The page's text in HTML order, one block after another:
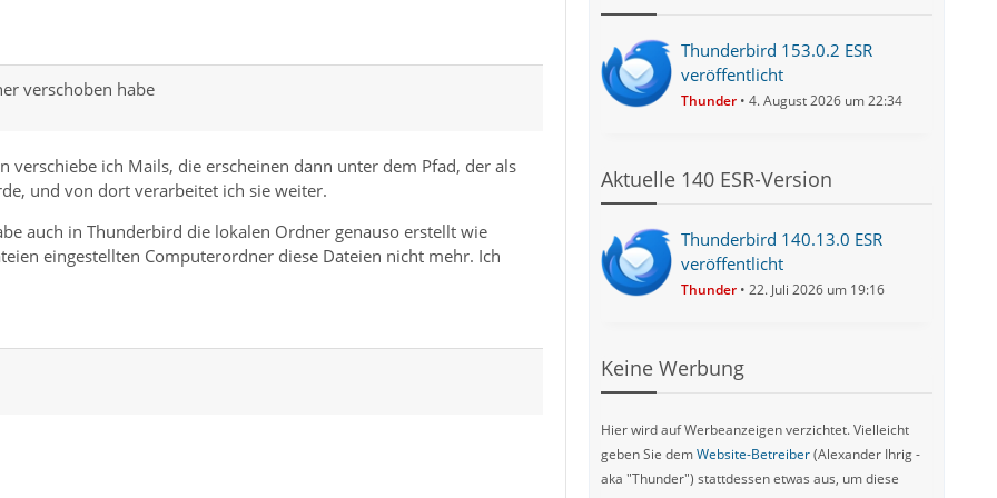
verschoben habe
verschiebe ich Mails, die erscheinen dann unter dem Pfad, der als
und von dort verarbeitet ich sie weiter.
auch in Thunderbird die lokalen Ordner genauso erstellt wie
eingestellten Computerordner diese Dateien nicht mehr. Ich
Thunderbird 153.0.2 ESR
veröffentlicht
Thunder 4. August 2026 um 22:34
Aktuelle 140 ESR-Version
Thunderbird 140.13.0 ESR
veröffentlicht
Thunder 22. Juli 2026 um 19:16
Keine Werbung
Hier wird auf Werbeanzeigen verzichtet. Vielleicht
geben Sie demWebsite-Betreiber(Alexander Ihrig -
aka "Thunder") stattdessen etwas aus, um diese